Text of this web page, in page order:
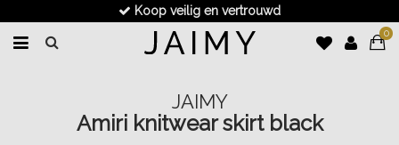
Koop veilig en vertrouwd
0
JAIMY
Amiri knitwear skirt black